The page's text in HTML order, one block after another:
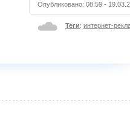
Опубликовано: 08:59 -
Теги: интернет-